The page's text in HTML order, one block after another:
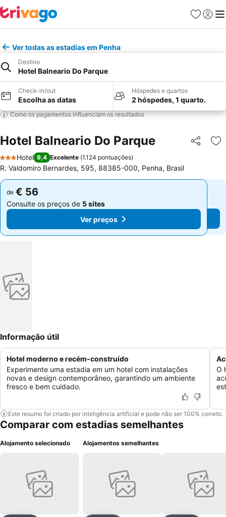
Favoritos
Iniciar
Ver todas as estadias em Penha
Destino
Hotel Balneario Do Parque
Check-in/out
Escolha as datas
Hóspedes e quartos
2 hóspedes, 1 quarto.
Como os pagamentos influenciam os resultados
Hotel Balneario Do Parque Partilhar
3 Estrelas
Hotel 9,4 Excelente (1.124 pontuações)
R. Valdomiro Bernardes, 595, 88385-000, Penha, Brasil
de € 56
Consulte os preços de 5 sites
Ver preços
de € 56
Consulte os preços de 5 sites
Ver preços
Informação útil
Hotel moderno e recém-construído
Experimente uma estadia em um hotel com instalações
novas e design contemporâneo, garantindo um ambiente
fresco e bem cuidado.
O
Este resumo foi criado por inteligência artificial e pode não ser 100% correto.
Comparar com estadias semelhantes
Alojamento selecionado Alojamentos semelhantes